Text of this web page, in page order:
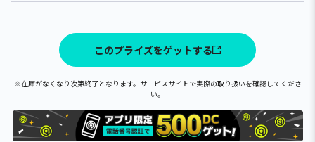
このプライズをゲットする
※在庫がなくなり次第終了となります。サービスサイトで実際の取り扱いを確認してくださ
い。